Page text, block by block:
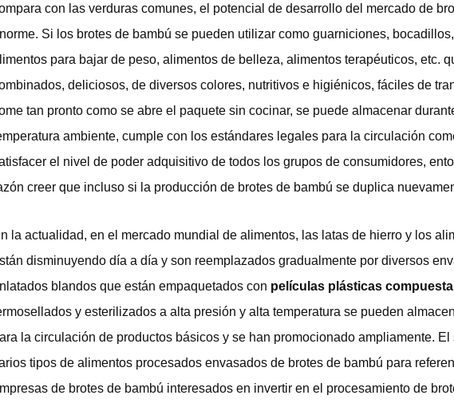
con las verduras comunes, el potencial de desarrollo del mercado de
Si los brotes de bambú se pueden utilizar como guarniciones,
para bajar de peso, alimentos de belleza, alimentos terapéuticos, etc.
deliciosos, de diversos colores, nutritivos e higiénicos, fáciles de
tan pronto como se abre el paquete sin cocinar, se puede almacenar
ambiente, cumple con los estándares legales para la circulación
el nivel de poder adquisitivo de todos los grupos de consumidores,
creer que incluso si la producción de brotes de bambú se duplica
la actualidad, en el mercado mundial de alimentos, las latas de hierro y los
disminuyendo día a día y son reemplazados gradualmente por diversos
blandos que están empaquetados con películas plásticas
y esterilizados a alta presión y alta temperatura se pueden
la circulación de productos básicos y se han promocionado ampliamente.
tipos de alimentos procesados envasados de brotes de bambú para
de brotes de bambú interesados en invertir en el procesamiento de